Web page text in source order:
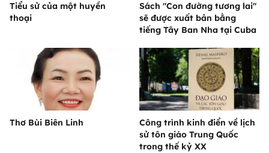
Tiểu sử của một huyền
thoại
Sách "Con đường tương lai"
sẽ được xuất bản bằng
tiếng Tây Ban Nha tại Cuba
Thơ Bùi Biên Linh
Công trình kinh điển về lịch
sử tôn giáo Trung Quốc
trong thế kỷ XX